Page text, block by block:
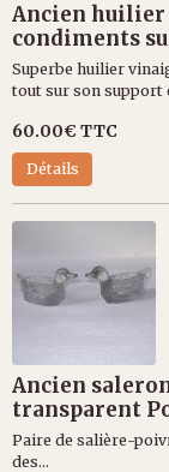
Ancien huilier
condiments
Superbe huilier
tout sur son support
60.00€ TTC
Détails
Ancien
transparent
Paire de salière-
des...